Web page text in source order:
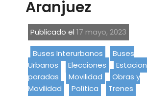
Aranjuez
Publicado el17 mayo, 2023
Buses Interurbanos
Buses
Urbanos
Elecciones
paradas
Movilidad
Obras y
Movilidad
Política Trenes